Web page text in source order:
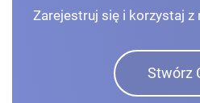
Zarejestruj się i korzystaj z
Stwórz